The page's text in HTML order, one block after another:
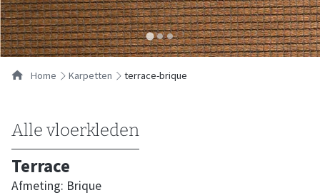
Home karpetten terrace-brique
Alle vloerkleden
Terrace
Afmeting: Brique